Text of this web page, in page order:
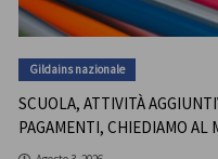
Gildains nazionale
SCUOLA, ATTIVITÀ
PAGAMENTI, CHIEDIAMO AL